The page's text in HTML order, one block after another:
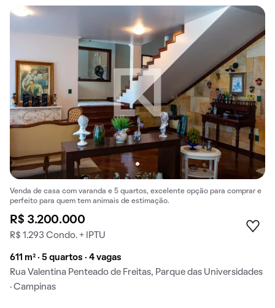
Venda de casa com varanda e 5 quartos, excelente opção para comprar e
perfeito para quem tem animais de estimação.
R$ 3.200.000
R$ 1.293 Condo. + IPTU
611 m² · 5 quartos · 4 vagas
Rua Valentina Penteado de Freitas, Parque das Universidades
· Campinas